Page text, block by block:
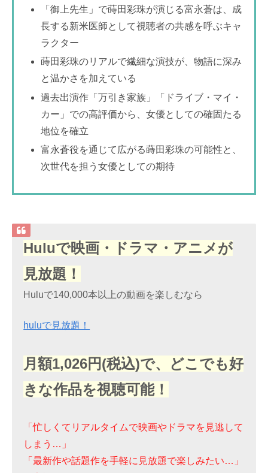
「御上先生」で蒔田彩珠が演じる富永蒼は、成
長する新米医師として視聴者の共感を呼ぶキャ
ラクター
蒔田彩珠のリアルで繊細な演技が、物語に深み
と温かさを加えている
過去出演作「万引き家族」「ドライブ・マイ・
カー」での高評価から、女優としての確固たる
地位を確立
富永蒼役を通じて広がる蒔田彩珠の可能性と、
次世代を担う女優としての期待
Huluで映画・ドラマ・アニメが
見放題！
Huluで140,000本以上の動画を楽しむなら
huluで見放題！
月額1,026円(税込)で、どこでも好
きな作品を視聴可能！
「忙しくてリアルタイムで映画やドラマを見逃して
しまう…」
「最新作や話題作を手軽に見放題で楽しみたい…」